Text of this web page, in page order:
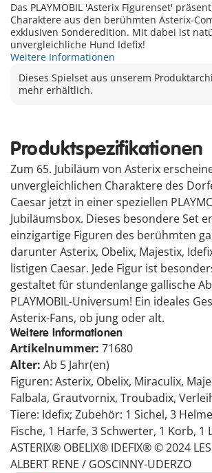
Das PLAYMOBIL 'Asterix Figurenset'
Charaktere aus den berühmten Asterix-
exklusiven Sonderedition. Mit dabei ist
unvergleichliche Hund Idefix!
Weitere Informationen
Dieses Spielset aus unserem
mehr erhältlich.
Produktspezifikationen
Zum 65. Jubiläum von Asterix
unvergleichlichen Charaktere des
Caesar jetzt in einer speziellen
Jubiläumsbox. Dieses besondere Set
einzigartige Figuren des berühmten
darunter Asterix, Obelix, Majestix,
listigen Caesar. Jede Figur ist
gestaltet für stundenlange gallische
PLAYMOBIL-Universum! Ein ideales
Asterix-Fans, ob jung oder alt.
Weitere Informationen
Artikelnummer: 71680
Alter: Ab 5 Jahr(en)
Figuren: Asterix, Obelix, Miraculix,
Falbala, Grautvornix, Troubadix,
Tiere: Idefix; Zubehör: 1 Sichel, 3
Fische, 1 Harfe, 3 Schwerter, 1 Korb, 1
ASTERIX® OBELIX® IDEFIX® © 2024
ALBERT RENE / GOSCINNY-UDERZO